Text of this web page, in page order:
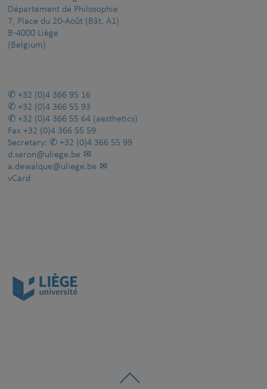
Département de Philosophie
7, Place du 20-Août (Bât. A1)
B-4000 Liège
(Belgium)
+32 (0)4 366 95 16
+32 (0)4 366 55 93
+32 (0)4 366 55 64 (aesthetics)
Fax +32 (0)4 366 55 59
Secretary:
+32 (0)4 366 55 99
d.seron@uliege.be
a.dewalque@uliege.be
vCard